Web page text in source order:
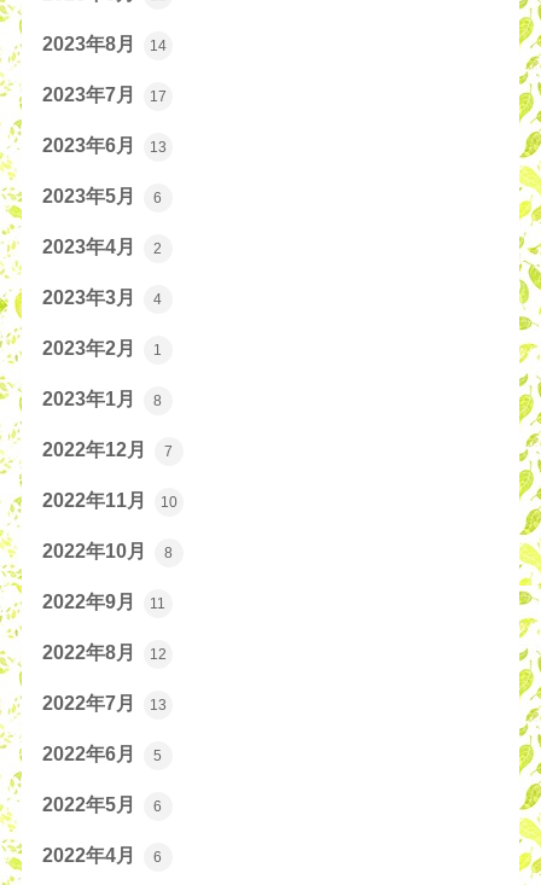
2023年8月 14
2023年7月 17
2023年6月 13
2023年5月 6
2023年4月 2
2023年3月 4
2023年2月 1
2023年1月 8
2022年12月 7
2022年11月 10
2022年10月 8
2022年9月 11
2022年8月 12
2022年7月 13
2022年6月 5
2022年5月 6
2022年4月 6